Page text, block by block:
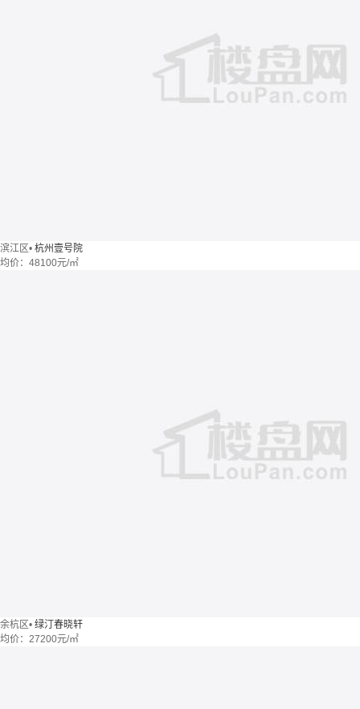
滨江区• 杭州壹号院
均价： 48100元/㎡
余杭区• 绿汀春晓轩
均价： 27200元/㎡